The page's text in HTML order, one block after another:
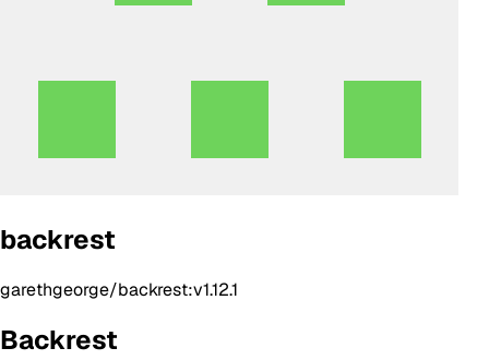
backrest
garethgeorge/backrest:v1.12.1
Backrest